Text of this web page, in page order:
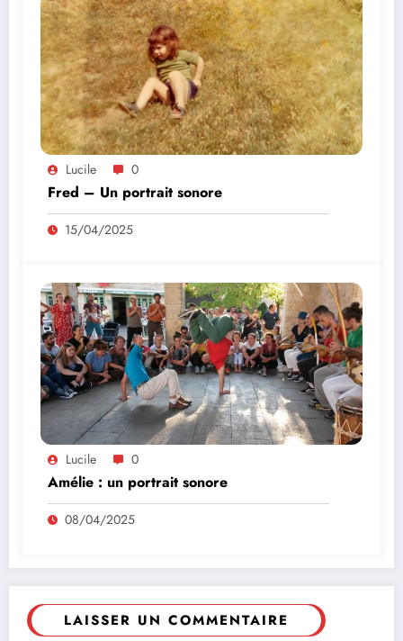
Lucile 0
Fred – Un portrait sonore
15/04/2025
Lucile 0
Amélie : un portrait sonore
08/04/2025
LAISSER UN COMMENTAIRE